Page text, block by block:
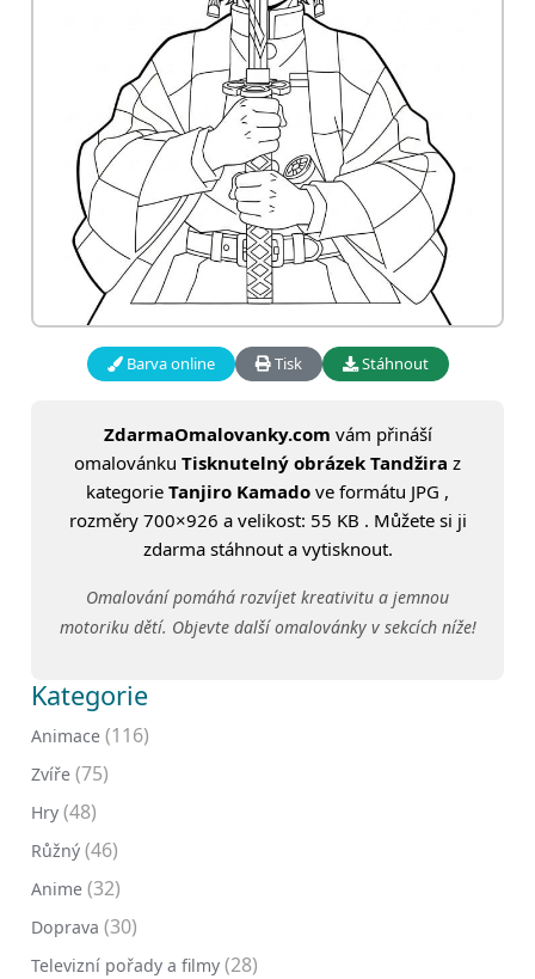
Barva online Tisk Stáhnout
ZdarmaOmalovanky.com vám přináší
omalovánku Tisknutelný obrázek Tandžira z
kategorie Tanjiro Kamado ve formátu JPG ,
rozměry 700×926 a velikost: 55 KB . Můžete si ji
zdarma stáhnout a vytisknout.
Omalování pomáhá rozvíjet kreativitu a jemnou
motoriku dětí. Objevte další omalovánky v sekcích níže!
Kategorie
Animace (116)
Zvíře (75)
Hry (48)
Růžný (46)
Anime (32)
Doprava (30)
Televizní pořady a filmy (28)